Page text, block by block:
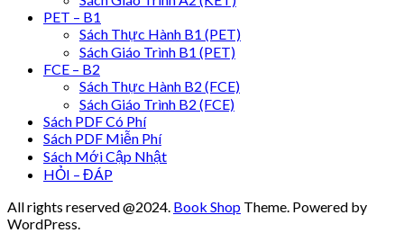
PET – B1
Sách Thực Hành B1 (PET)
Sách Giáo Trình B1 (PET)
FCE – B2
Sách Thực Hành B2 (FCE)
Sách Giáo Trình B2 (FCE)
Sách PDF Có Phí
Sách PDF Miễn Phí
Sách Mới Cập Nhật
HỎI – ĐÁP
All rights reserved @2024. Book Shop Theme. Powered by
WordPress.